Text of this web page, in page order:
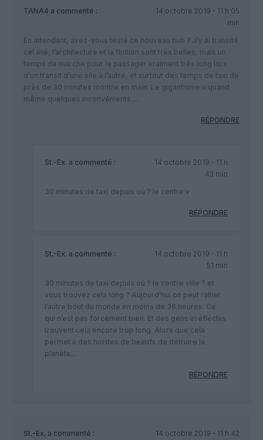
TANA4 a commenté :
14 octobre 2019 - 11 h 05
min
En attendant, avez-vous testé ce nouveau hub ? J’y ai transité
cet été, l’architecture et la finition sont très belles, mais un
temps de marche pour le passager vraiment très long lors
d’un transit d’une aile à l’autre, et surtout des temps de taxi de
près de 30 minutes montre en main. Le gigantisme a quand
même quelques inconvénients …
RÉPONDRE
St.-Ex. a commenté :
14 octobre 2019 - 11 h
43 min
30 minutes de taxi depuis où ? le centre v
RÉPONDRE
St.-Ex. a commenté :
14 octobre 2019 - 11 h
51 min
30 minutes de taxi depuis où ? le centre ville ? et
vous trouvez cela long ? Aujourd’hui on peut rallier
l’autre bout du monde en moins de 36 heures. Ce
qui n’est pas forcément bien. Et des gens irréfléchis
trouvent cela encore trop long. Alors que cela
permet à des hordes de beaufs de détruire la
planète…
RÉPONDRE
St.-Ex. a commenté :
14 octobre 2019 - 11 h 42